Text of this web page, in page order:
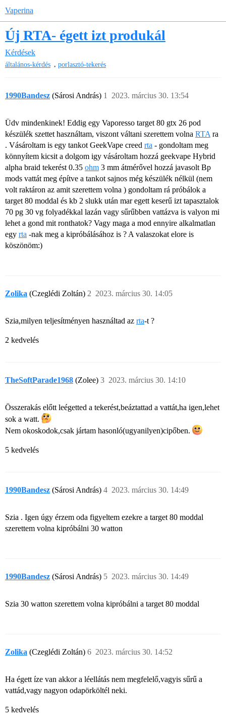
Vaperina
Új RTA- égett izt produkál
Kérdések
általános-kérdés , porlasztó-tekerés
1990Bandesz (Sárosi András) 2023. március 30. 13:54
1
Üdv mindenkinek! Eddig egy Vaporesso target 80 gtx 26 pod
készülék szettet használtam, viszont váltani szerettem volna RTA ra
. Vásároltam is egy tankot GeekVape creed rta - gondoltam meg
könnyítem kicsit a dolgom igy vásároltam hozzá geekvape Hybrid
alpha braid tekerést 0.35 ohm 3 mm átmérővel hozzá javasolt Bp
mods vattát meg építve a tankot sajnos még készülék nélkül (nem
volt raktáron az amit szerettem volna ) gondoltam rá próbálok a
target 80 moddal és kb 2 slukk után mar egett keserű izt tapasztalok
70 pg 30 vg folyadékkal lazán vagy sűrűbben vattázva is valyon mi
lehet a gond mit ronthatok? Vagy maga a mod ennyire alkalmatlan
egy rta -nak meg a kipróbálásához is ? A valaszokat elore is
köszönöm:)
Zolika (Czeglédi Zoltán) 2023. március 30. 14:05
2
Szia,milyen teljesítményen használtad az rta-t ?
2 kedvelés
TheSoftParade1968 (Zolee) 2023. március 30. 14:10
3
Összerakás előtt leégetted a tekerést,beáztattad a vattát,ha igen,lehet
sok a watt.
Nem okoskodok,csak jártam hasonló(ugyanilyen)cipőben.
5 kedvelés
1990Bandesz (Sárosi András) 2023. március 30. 14:49
4
Szia . Igen úgy érzem oda figyeltem ezekre a target 80 moddal
szerettem volna kipróbálni 30 watton
1990Bandesz (Sárosi András) 2023. március 30. 14:49
5
Szia 30 watton szerettem volna kipróbálni a target 80 moddal
Zolika (Czeglédi Zoltán) 2023. március 30. 14:52
6
Ha égett íze van akkor a léellátás nem megfelelő,vagyis sűrű a
vattád,vagy nagyon odapörköltél neki.
5 kedvelés